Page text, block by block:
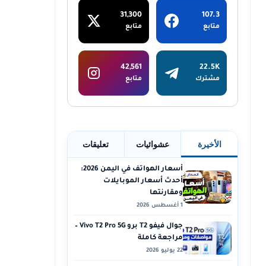
107.3
متابع
31,300
متابع
22.5K
مشترك
42,561
متابع
الأخيرة عشوائيات تعليقات
أسعار الهواتف في اليمن 2026:
أحدث أسعار الموبايلات
ومقارنتها
1 أغسطس 2026
جوال فيفو T2 برو Vivo T2 Pro 5G –
مراجعة كاملة
22 يوليو 2026